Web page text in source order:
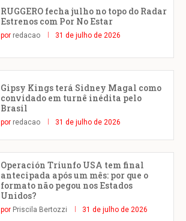
RUGGERO fecha julho no topo do Radar
Estrenos com Por No Estar
por redacao 31 de julho de 2026
Gipsy Kings terá Sidney Magal como
convidado em turnê inédita pelo
Brasil
por redacao 31 de julho de 2026
Operación Triunfo USA tem final
antecipada após um mês: por que o
formato não pegou nos Estados
Unidos?
por Priscila Bertozzi 31 de julho de 2026